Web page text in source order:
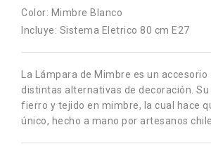
Color: Mimbre Blanco
Incluye: Sistema Eletrico 80 cm E27
La Lámpara de Mimbre es un
distintas alternativas de decoración.
fierro y tejido en mimbre, la cual hace
único, hecho a mano por artesanos